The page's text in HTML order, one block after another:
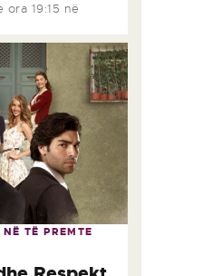
19:15 në
TË PREMTE